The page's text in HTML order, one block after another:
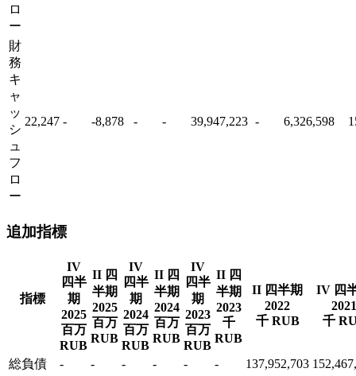
ロ
ー
財
務
キ
ャ
ッ
シ
ュ
フ
ロ
ー
22,247 - -8,878 - - 39,947,223 - 6,326,598
追加指標
指標
IV
四半
期
2025
百万
RUB
II 四
半期
2025
百万
RUB
IV
四半
期
2024
百万
RUB
II 四
半期
2024
百万
RUB
IV
四半
期
2023
百万
RUB
II 四
半期
2023
千
RUB
II 四半期
2022
千 RUB
IV 四
2021
千
総負債 - - - - - - 137,952,703